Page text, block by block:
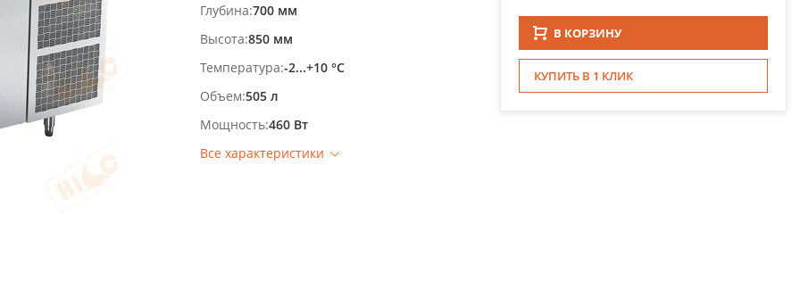
Глубина 700 мм
Высота 850 мм
Температура -2...+10 °С
Объем 505 л
Мощность 460 Вт
Все характеристики
В КОРЗИНУ
КУПИТЬ В 1 КЛИК